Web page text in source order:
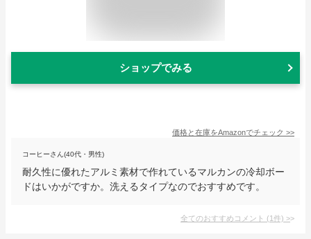
ショップでみる
価格と在庫をAmazonでチェック >>
コーヒーさん(40代・男性)
耐久性に優れたアルミ素材で作れているマルカンの冷却ボー
ドはいかがですか。洗えるタイプなのでおすすめです。
全てのおすすめコメント (1件) >